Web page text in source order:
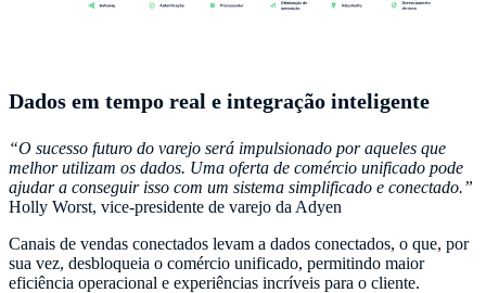
Dados em tempo real e integração inteligente
“O sucesso futuro do varejo será impulsionado por aqueles que
melhor utilizam os dados. Uma oferta de comércio unificado pode
ajudar a conseguir isso com um sistema simplificado e conectado.”
Holly Worst, vice-presidente de varejo da Adyen
Canais de vendas conectados levam a dados conectados, o que, por
sua vez, desbloqueia o comércio unificado, permitindo maior
eficiência operacional e experiências incríveis para o cliente.